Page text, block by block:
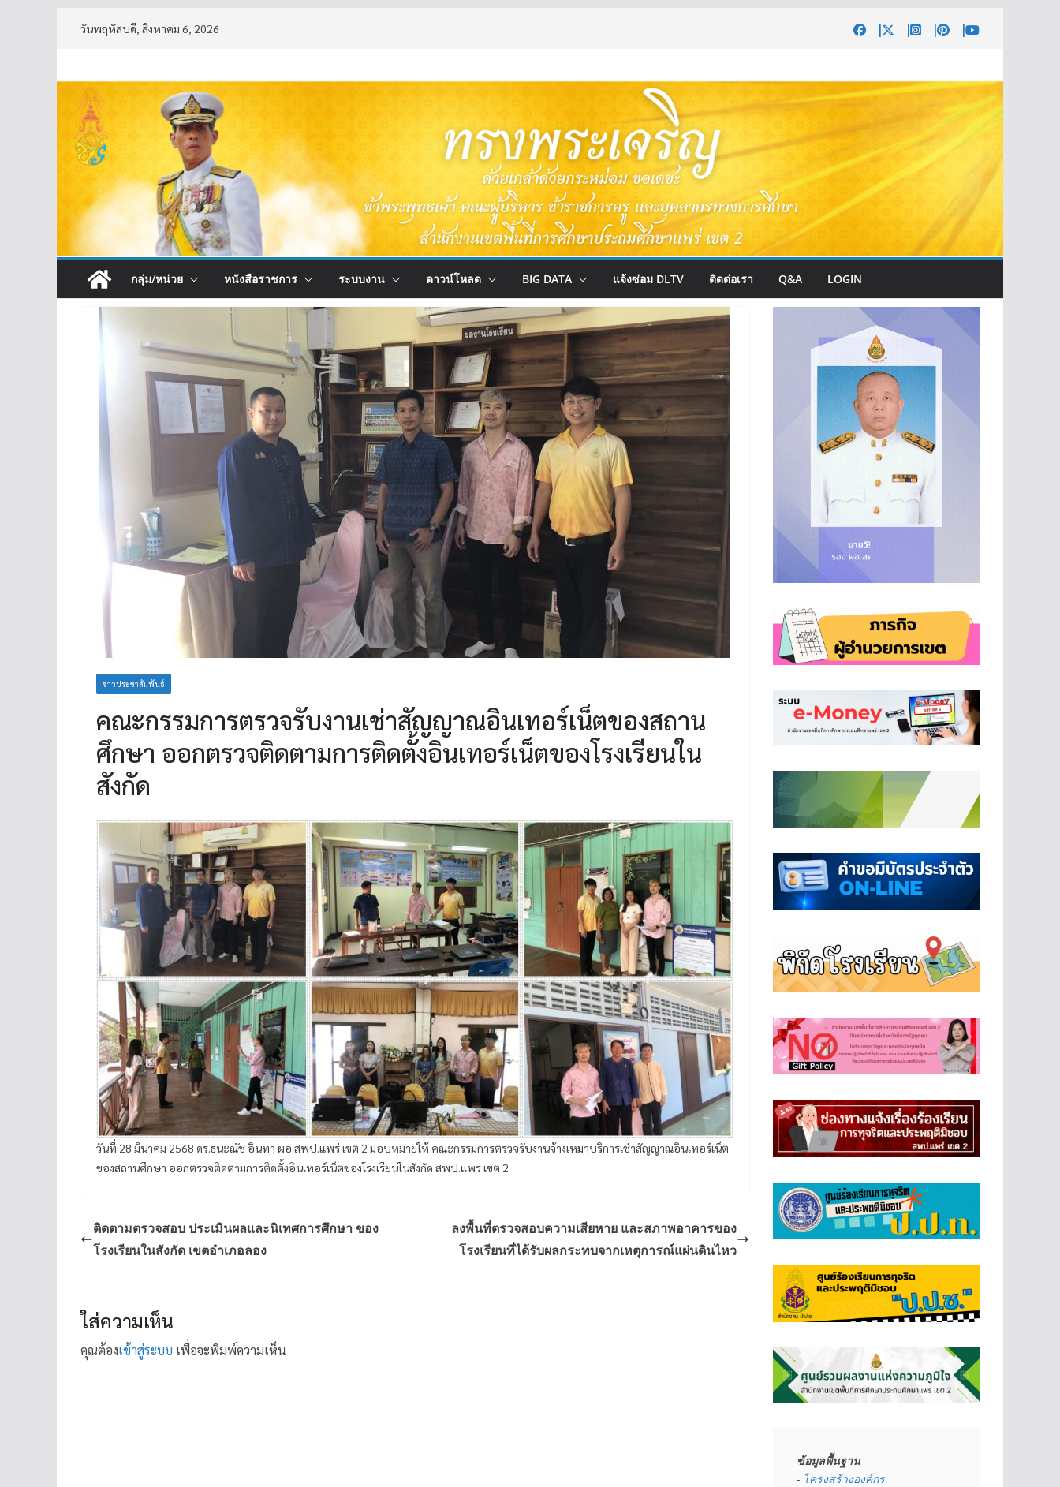
วันพฤหัสบดี, สิงหาคม 6, 2026
กลุ่ม/หน่วย หนังสือราชการ ระบบงาน ดาวน์โหลด BIG DATA แจ้งซ่อม DLTV ติดต่อเรา Q&A LOGIN
ข่าวประชาสัมพันธ์
คณะกรรมการตรวจรับงานเช่าสัญญาณอินเทอร์เน็ตของสถาน
ศึกษา ออกตรวจติดตามการติดตั้งอินเทอร์เน็ตของโรงเรียนใน
สังกัด
วันที่ 28 มีนาคม 2568 ดร.ธนะณัช อินทา ผอ.สพป.แพร่ เขต 2 มอบหมายให้ คณะกรรมการตรวจรับงานจ้างเหมาบริการเช่าสัญญาณอินเทอร์เน็ต
ของสถานศึกษา ออกตรวจติดตามการติดตั้งอินเทอร์เน็ตของโรงเรียนในสังกัด สพป.แพร่ เขต 2
ติดตามตรวจสอบ ประเมินผลและนิเทศการศึกษา ของ
โรงเรียนในสังกัด เขตอำเภอลอง
ลงพื้นที่ตรวจสอบความเสียหาย และสภาพอาคารของ
โรงเรียนที่ได้รับผลกระทบจากเหตุการณ์แผ่นดินไหว
ใส่ความเห็น
คุณต้องเข้าสู่ระบบ เพื่อจะพิมพ์ความเห็น
ข้อมูลพื้นฐาน
- โครงสร้างองค์กร